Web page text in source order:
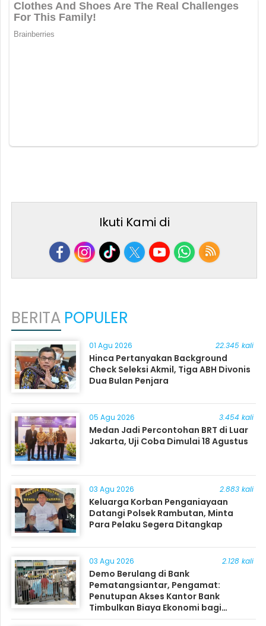
Ikuti Kami di
BERITA POPULER
01 Agu 2026 22.345 kali
Hinca Pertanyakan Background
Check Seleksi Akmil, Tiga ABH Divonis
Dua Bulan Penjara
05 Agu 2026 3.454 kali
Medan Jadi Percontohan BRT di Luar
Jakarta, Uji Coba Dimulai 18 Agustus
03 Agu 2026 2.883 kali
Keluarga Korban Penganiayaan
Datangi Polsek Rambutan, Minta
Para Pelaku Segera Ditangkap
03 Agu 2026 2.128 kali
Demo Berulang di Bank
Pematangsiantar, Pengamat:
Penutupan Akses Kantor Bank
Timbulkan Biaya Ekonomi bagi
Masyarakat